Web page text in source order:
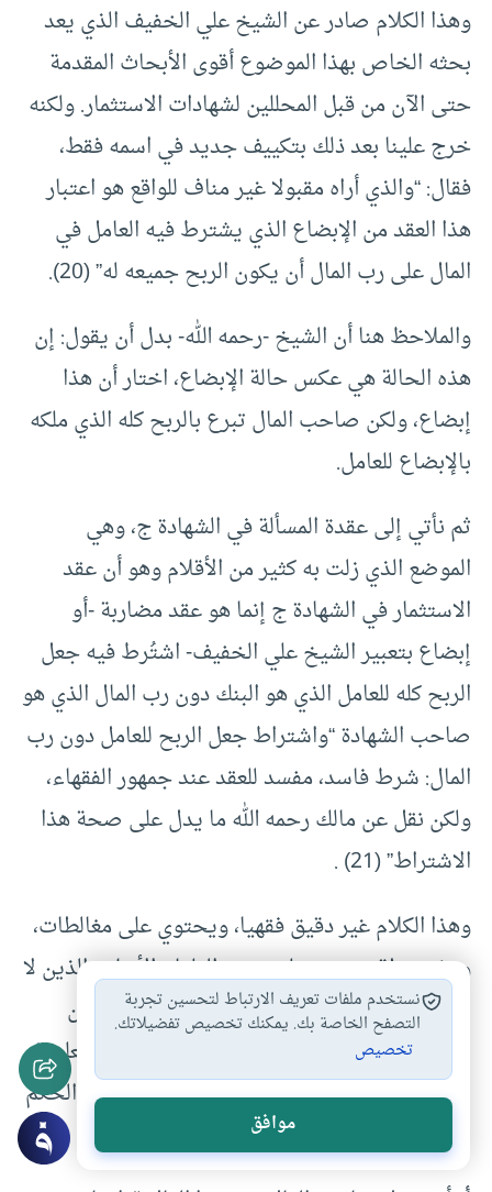
وهذا الكلام صادر عن الشيخ علي الخفيف الذي يعد
بحثه الخاص بهذا الموضوع أقوى الأبحاث المقدمة
حتى الآن من قبل المحللين لشهادات الاستثمار. ولكنه
خرج علينا بعد ذلك بتكييف جديد في اسمه فقط،
فقال: “والذي أراه مقبولا غير مناف للواقع هو اعتبار
هذا العقد من الإبضاع الذي يشترط فيه العامل في
المال على رب المال أن يكون الربح جميعه له” (20).
والملاحظ هنا أن الشيخ -رحمه الله- بدل أن يقول: إن
هذه الحالة هي عكس حالة الإبضاع، اختار أن هذا
إبضاع، ولكن صاحب المال تبرع بالربح كله الذي ملكه
بالإبضاع للعامل.
ثم نأتي إلى عقدة المسألة في الشهادة ج، وهي
الموضع الذي زلت به كثير من الأقلام وهو أن عقد
الاستثمار في الشهادة ج إنما هو عقد مضاربة -أو
إبضاع بتعبير الشيخ علي الخفيف- اشتُرط فيه جعل
الربح كله للعامل الذي هو البنك دون رب المال الذي هو
صاحب الشهادة “واشتراط جعل الربح للعامل دون رب
المال: شرط فاسد، مفسد للعقد عند جمهور الفقهاء،
ولكن نقل عن مالك رحمه الله ما يدل على صحة هذا
الاشتراط” (21) .
وهذا الكلام غير دقيق فقهيا، ويحتوي على مغالطات،
وهذه نقطة تحسب على بعض العلماء الأجلاء الذين لا
شك في علمهم وتقواهم، والذين غالبا ما يذكرون
الأحكام الفقهية من حفظهم مما يعوزها الدقة العلمية
المطلوبة، والتفصيل الدقيق في هذه المسألة أن الحكم
يختلف بناء على اختلاف الصيغة كما يأتي:
نستخدم ملفات تعريف الارتباط لتحسين تجربة
التصفح الخاصة بك. يمكنك تخصيص تفضيلاتك.
تخصيص
موافق